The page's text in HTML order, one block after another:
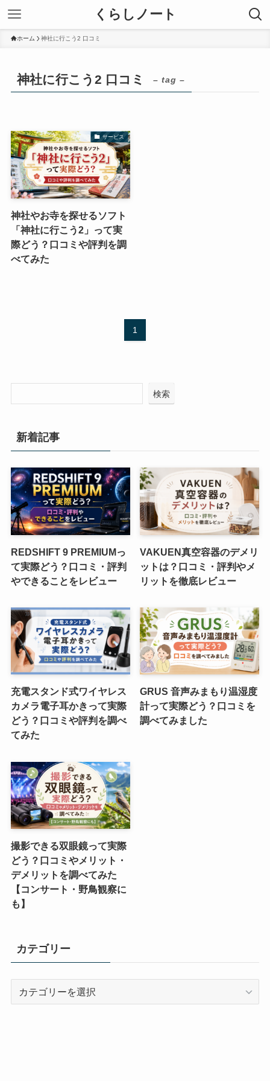
くらしノート
ホーム 神社に行こう2 口コミ
神社に行こう2 口コミ – tag –
サービス
神社やお寺を探せるソフト
「神社に行こう2」って実
際どう？口コミや評判を調
べてみた
1
検索
新着記事
REDSHIFT 9 PREMIUMっ
て実際どう？口コミ・評判
やできることをレビュー
VAKUEN真空容器のデメリ
ットは？口コミ・評判やメ
リットを徹底レビュー
充電スタンド式ワイヤレス
カメラ電子耳かきって実際
どう？口コミや評判を調べ
てみた
GRUS 音声みまもり温湿度
計って実際どう？口コミを
調べてみました
撮影できる双眼鏡って実際
どう？口コミやメリット・
デメリットを調べてみた
【コンサート・野鳥観察に
も】
カテゴリー